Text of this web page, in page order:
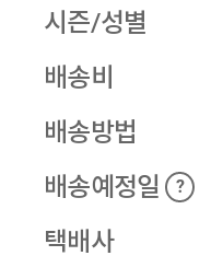
시즌/성별
배송비
배송방법
배송예정일
?
택배사